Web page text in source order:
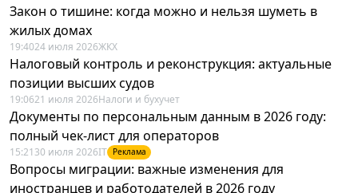
Закон о тишине: когда можно и нельзя шуметь в
жилых домах
19:4024 июля 2026ЖКХ
Налоговый контроль и реконструкция: актуальные
позиции высших судов
19:0621 июля 2026Налоги и бухучет
Документы по персональным данным в 2026 году:
полный чек-лист для операторов
15:21 30 июля 2026IT Реклама
Вопросы миграции: важные изменения для
иностранцев и работодателей в 2026 году